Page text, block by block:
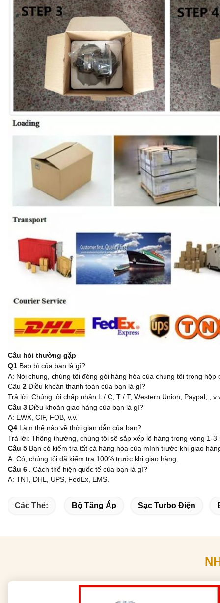
Câu hỏi thường gặp
Q1 Bao bì của bạn là gì?
A: Nói chung, chúng tôi đóng gói hàng hóa của chúng tôi trong hộp
Câu 2 Điều khoản thanh toán của bạn là gì?
Trả lời: Chúng tôi chấp nhận L / C, T / T, Western Union, Paypal, ,
Câu 3 Điều khoản giao hàng của bạn là gì?
A: EWX, CIF, FOB, v.v.
Q4 Làm thế nào về thời gian dẫn của bạn?
Trả lời: Thông thường, chúng tôi sẽ sắp xếp lô hàng trong vòng 1-
Câu 5 Bạn có kiểm tra tất cả hàng hóa của mình trước khi giao
A: Có, chúng tôi đã kiểm tra 100% trước khi giao hàng.
Câu 6 . Cách thể hiện quốc tế của bạn là gì?
A: TNT, DHL, UPS, FedEx, EMS.
Các Thẻ: Bộ Tăng Áp Sạc Turbo Điện